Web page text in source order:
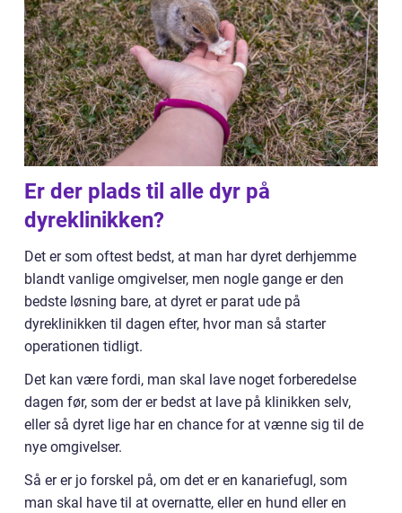
Er der plads til alle dyr på
dyreklinikken?
Det er som oftest bedst, at man har dyret derhjemme
blandt vanlige omgivelser, men nogle gange er den
bedste løsning bare, at dyret er parat ude på
dyreklinikken til dagen efter, hvor man så starter
operationen tidligt.
Det kan være fordi, man skal lave noget forberedelse
dagen før, som der er bedst at lave på klinikken selv,
eller så dyret lige har en chance for at vænne sig til de
nye omgivelser.
Så er er jo forskel på, om det er en kanariefugl, som
man skal have til at overnatte, eller en hund eller en